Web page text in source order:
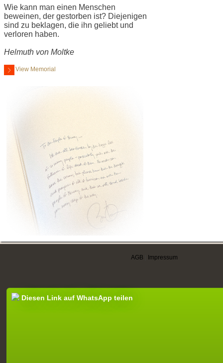
Wie kann man einen Menschen
beweinen, der gestorben ist? Diejenigen
sind zu beklagen, die ihn geliebt und
verloren haben.
Helmuth von Moltke
View Memorial
AGB Impressum
Diesen Link auf WhatsApp teilen